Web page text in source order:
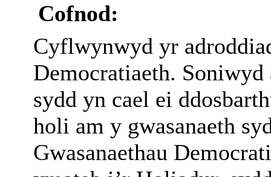
Cofnod:
Cyflwynwyd yr
Democratiaeth.
sydd yn cael ei
holi am y gwasanaeth
Gwasanaethau